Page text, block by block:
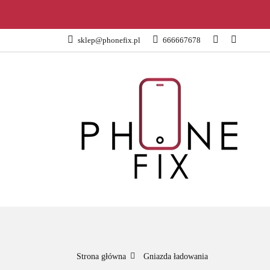
sklep@phonefix.pl 666667678
AKCESORIA
Strona główna Gniazda ładowania